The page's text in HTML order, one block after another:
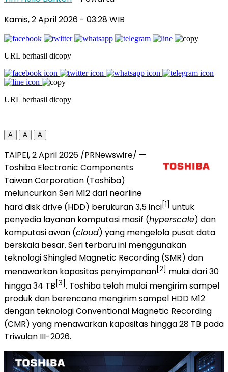
Kamis, 2 April 2026 - 03:28 WIB
URL berhasil dicopy
URL berhasil dicopy
A A A
TAIPEI, 2 April 2026 /PRNewswire/ —
Toshiba Electronic Components
Taiwan Corporation (Toshiba)
meluncurkan Seri M12 dari nearline
hard disk drive (HDD) berukuran 3,5 inci[1] untuk
penyedia layanan komputasi masif (hyperscale) dan
komputasi awan (cloud) yang mengelola pusat data
berskala besar. Seri terbaru ini menggunakan
teknologi Shingled Magnetic Recording (SMR) dan
menawarkan kapasitas penyimpanan [2]
mulai dari 30
hingga 34 TB [3]. Toshiba telah mulai mengirim sampel
produk dan berencana mengirim sampel HDD M12
dengan teknologi Conventional Magnetic Recording
(CMR) yang menawarkan kapasitas hingga 28 TB pada
Triwulan III-2026.